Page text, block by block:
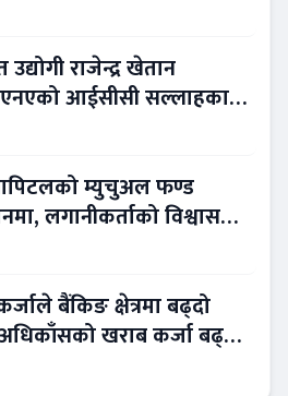
उद्योगी राजेन्द्र खेतान
आईसीसी सल्लाहकार
म्युचुअल फण्ड
लगानीकर्ताको विश्वास
बैंकिङ क्षेत्रमा बढ्दो
खराब कर्जा बढ्दो